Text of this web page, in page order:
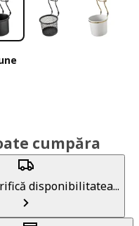
cumpăra
disponibilitatea...